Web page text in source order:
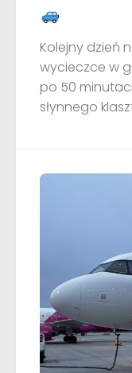
Kolejny dzień
wycieczce w
po 50
słynnego